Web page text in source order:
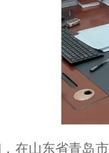
在山东省青岛